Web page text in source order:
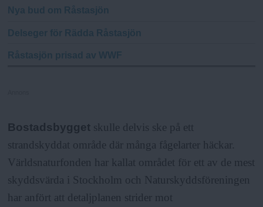
Nya bud om Råstasjön
Delseger för Rädda Råstasjön
Råstasjön prisad av WWF
Bostadsbygget skulle delvis ske på ett
strandskyddat område där många fågelarter häckar.
Världsnaturfonden har kallat området för ett av de mest
skyddsvärda i Stockholm och Naturskyddsföreningen
har anfört att detaljplanen strider mot